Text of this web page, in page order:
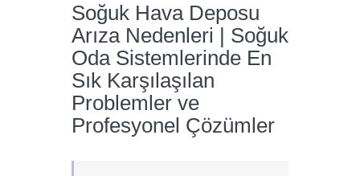
Soğuk Hava Deposu
Arıza Nedenleri | Soğuk
Oda Sistemlerinde En
Sık Karşılaşılan
Problemler ve
Profesyonel Çözümler